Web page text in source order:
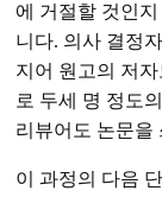
에 거절할 것인
니다. 의사 결정
지어 원고의 저
로 두세 명 정도
리뷰어도 논문을
이 과정의 다음